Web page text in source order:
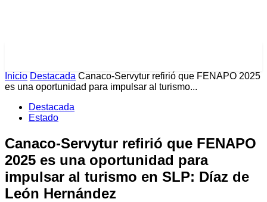
Inicio Destacada Canaco-Servytur refirió que FENAPO 2025
es una oportunidad para impulsar al turismo...
Destacada
Estado
Canaco-Servytur refirió que FENAPO
2025 es una oportunidad para
impulsar al turismo en SLP: Díaz de
León Hernández